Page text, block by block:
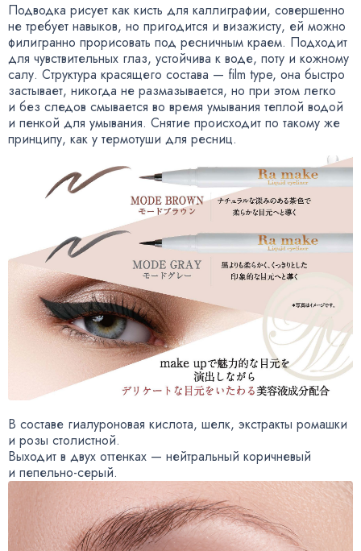
Подводка рисует как кисть для каллиграфии, совершенно
не требует навыков, но пригодится и визажисту, ей можно
филигранно прорисовать под ресничным краем. Подходит
для чувствительных глаз, устойчива к воде, поту и кожному
салу. Структура красящего состава — film type, она быстро
застывает, никогда не размазывается, но при этом легко
и без следов смывается во время умывания теплой водой
и пенкой для умывания. Снятие происходит по такому же
принципу, как у термотуши для ресниц.
В составе гиалуроновая кислота, шелк, экстракты ромашки
и розы столистной.
Выходит в двух оттенках — нейтральный коричневый
и пепельно-серый.